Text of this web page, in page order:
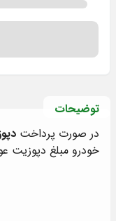
توضیحات
در صورت پرداخت
خودرو مبلغ دپوزیت